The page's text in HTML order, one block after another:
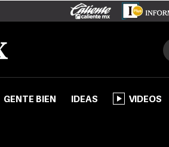
GENTE BIEN IDEAS VIDEOS